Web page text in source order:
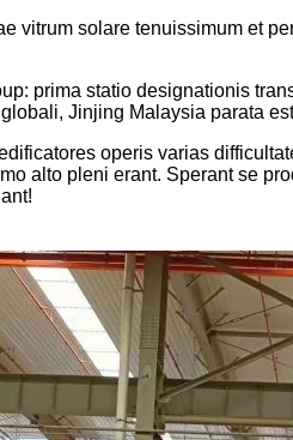
vitrum solare tenuissimum et
prima statio designationis
Jinjing Malaysia parata
operis varias
alto pleni erant. Sperant se